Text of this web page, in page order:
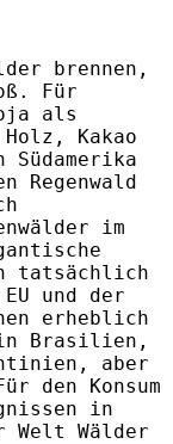
brennen,
Für
als
Kakao
Regenwald
im
tatsächlich
und der
erheblich
in Brasilien,
aber
den Konsum
in
Welt Wälder